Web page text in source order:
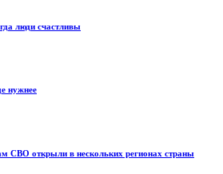
люди счастливы
нужнее
СВО открыли в нескольких регионах страны